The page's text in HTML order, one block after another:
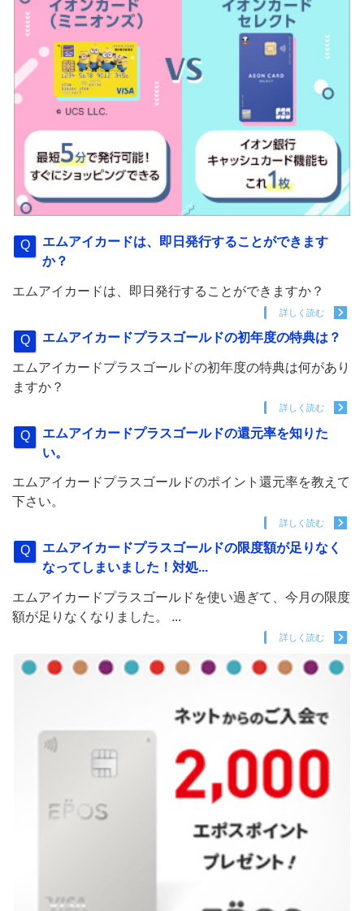
エムアイカードは、即日発行することができます
か？
エムアイカードは、即日発行することができますか？
詳しく読む
エムアイカードプラスゴールドの初年度の特典は？
エムアイカードプラスゴールドの初年度の特典は何があり
ますか？
詳しく読む
エムアイカードプラスゴールドの還元率を知りた
い。
エムアイカードプラスゴールドのポイント還元率を教えて
下さい。
詳しく読む
エムアイカードプラスゴールドの限度額が足りなく
なってしまいました！対処...
エムアイカードプラスゴールドを使い過ぎて、今月の限度
額が足りなくなりました。 ...
詳しく読む